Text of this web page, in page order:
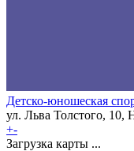
Детско-юношеская
ул. Льва Толстого, 10,
+-
Загрузка карты ...